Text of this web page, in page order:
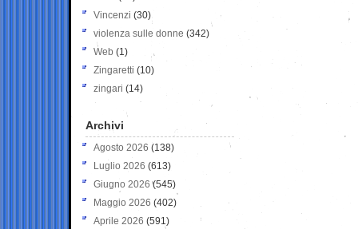
Vincenzi (30)
violenza sulle donne (342)
Web (1)
Zingaretti (10)
zingari (14)
Archivi
Agosto 2026 (138)
Luglio 2026 (613)
Giugno 2026 (545)
Maggio 2026 (402)
Aprile 2026 (591)